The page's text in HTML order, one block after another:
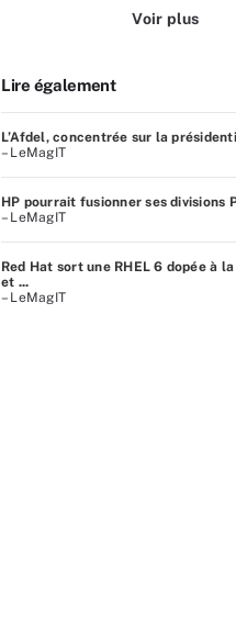
Voir plus
Lire également
L’Afdel, concentrée sur la
– LeMagIT
HP pourrait fusionner ses divisions
– LeMagIT
Red Hat sort une RHEL 6 dopée à
et ...
– LeMagIT